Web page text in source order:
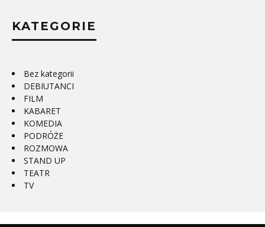
KATEGORIE
Bez kategorii
DEBIUTANCI
FILM
KABARET
KOMEDIA
PODRÓŻE
ROZMOWA
STAND UP
TEATR
TV